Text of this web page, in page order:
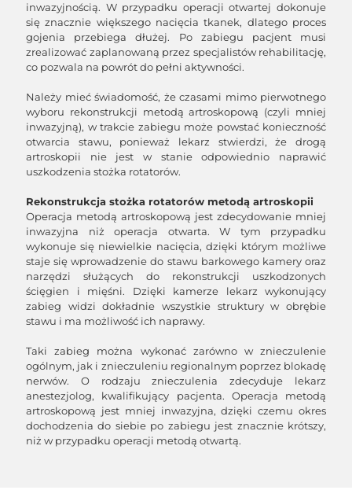
inwazyjnością. W przypadku operacji otwartej dokonuje
się znacznie większego nacięcia tkanek, dlatego proces
gojenia przebiega dłużej. Po zabiegu pacjent musi
zrealizować zaplanowaną przez specjalistów rehabilitację,
co pozwala na powrót do pełni aktywności.
Należy mieć świadomość, że czasami mimo pierwotnego
wyboru rekonstrukcji metodą artroskopową (czyli mniej
inwazyjną), w trakcie zabiegu może powstać konieczność
otwarcia stawu, ponieważ lekarz stwierdzi, że drogą
artroskopii nie jest w stanie odpowiednio naprawić
uszkodzenia stożka rotatorów.
Rekonstrukcja stożka rotatorów metodą artroskopii
Operacja metodą artroskopową jest zdecydowanie mniej
inwazyjna niż operacja otwarta. W tym przypadku
wykonuje się niewielkie nacięcia, dzięki którym możliwe
staje się wprowadzenie do stawu barkowego kamery oraz
narzędzi służących do rekonstrukcji uszkodzonych
ścięgien i mięśni. Dzięki kamerze lekarz wykonujący
zabieg widzi dokładnie wszystkie struktury w obrębie
stawu i ma możliwość ich naprawy.
Taki zabieg można wykonać zarówno w znieczulenie
ogólnym, jak i znieczuleniu regionalnym poprzez blokadę
nerwów. O rodzaju znieczulenia zdecyduje lekarz
anestezjolog, kwalifikujący pacjenta. Operacja metodą
artroskopową jest mniej inwazyjna, dzięki czemu okres
dochodzenia do siebie po zabiegu jest znacznie krótszy,
niż w przypadku operacji metodą otwartą.